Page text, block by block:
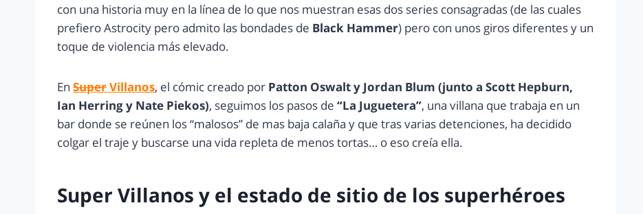
con una historia muy en la línea de lo que nos muestran esas dos series consagradas (de las cuales
prefiero Astrocity pero admito las bondades de Black Hammer) pero con unos giros diferentes y un
toque de violencia más elevado.
En SuperVillanos, el cómic creado por Patton Oswalt y Jordan Blum (junto a Scott Hepburn,
Ian Herring y Nate Piekos), seguimos los pasos de “La Juguetera”, una villana que trabaja en un
bar donde se reúnen los “malosos” de mas baja calaña y que tras varias detenciones, ha decidido
colgar el traje y buscarse una vida repleta de menos tortas… o eso creía ella.
Super Villanos y el estado de sitio de los superhéroes